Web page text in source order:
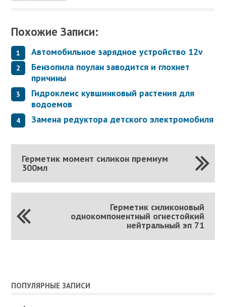
Похожие Записи:
Автомобильное зарядное устройство 12v
Бензопила поулан заводится и глохнет
причины
Гидроклеис кувшинковый растения для
водоемов
Замена редуктора детского электромобиля
Герметик момент силикон премиум
300мл
Герметик силиконовый
однокомпонентный огнестойкий
нейтральный эп 71
ПОПУЛЯРНЫЕ ЗАПИСИ